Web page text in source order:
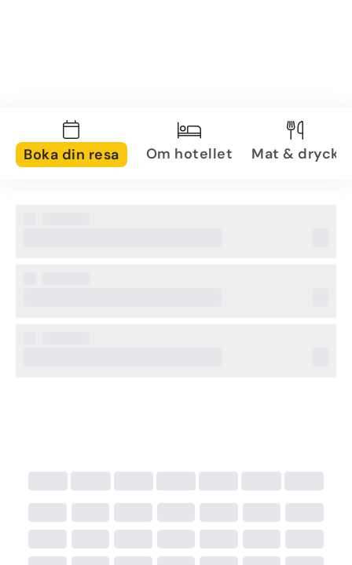
Boka din resa Om hotellet Mat & dryck